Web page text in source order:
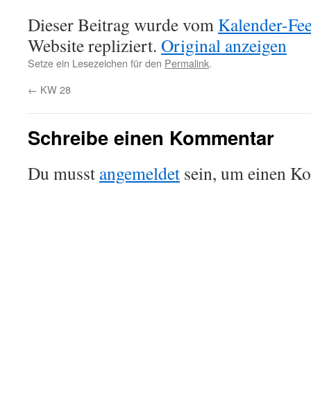
Dieser Beitrag wurde vom Kalender-
Website repliziert. Original anzeigen
Setze ein Lesezeichen für den Permalink.
← KW 28
Schreibe einen Kommentar
Du musst angemeldet sein, um einen